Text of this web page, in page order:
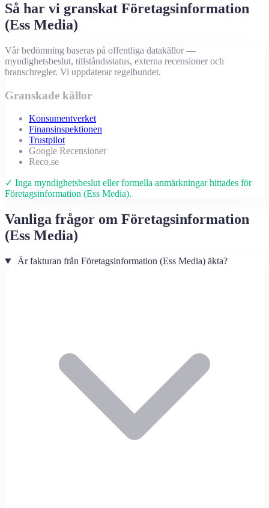
Så har vi granskat Företagsinformation
(Ess Media)
Vår bedömning baseras på offentliga datakällor —
myndighetsbeslut, tillståndsstatus, externa recensioner och
branschregler. Vi uppdaterar regelbundet.
Granskade källor
Konsumentverket
Finansinspektionen
Trustpilot
Google Recensioner
Reco.se
✓ Inga myndighetsbeslut eller formella anmärkningar hittades för
Företagsinformation (Ess Media).
Vanliga frågor om Företagsinformation
(Ess Media)
Är fakturan från Företagsinformation (Ess Media) äkta?